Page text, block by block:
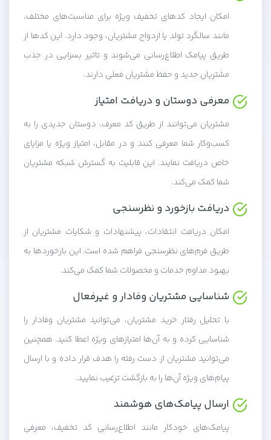
امکان ایجاد کدهای تخفیف ویژه برای مناسبت‌های مختلف،
مانند سالگرد تولد یا ازدواج مشتریان، وجود دارد. این کدها از
طریق پیامک اطلاع‌رسانی می‌شوند و تاثیر بسزایی در جذب
مشتریان جدید و حفظ مشتریان فعلی دارند.
معرفی دوستان و دریافت امتیاز
مشتریان می‌توانند از طریق کد معرف، دوستان جدیدی را به
کسب‌وکار شما معرفی کنند و در مقابل، امتیاز ویژه یا مزایای
خاص دریافت نمایند. این قابلیت به گسترش شبکه مشتریان
شما کمک می‌کند.
دریافت بازخورد و نظرسنجی
امکان دریافت انتقادات، پیشنهادات و شکایات مشتریان از
طریق فرم‌های نظرسنجی فراهم شده است. این بازخوردها به
بهبود مداوم خدمات و محصولات شما کمک می‌کند.
شناسایی مشتریان وفادار و غیرفعال
با تحلیل رفتار خرید مشتریان، می‌توانید مشتریان وفادار را
شناسایی کرده و به آن‌ها امتیازهای ویژه اعطا کنید. همچنین
می‌توانید مشتریان از دست رفته را هدف قرار داده و با ارسال
پیام‌های ویژه آن‌ها را به بازگشت ترغیب نمایید.
ارسال پیامک‌های هوشمند
پیامک‌های خودکار مانند اطلاع‌رسانی کد تخفیف، معرفی